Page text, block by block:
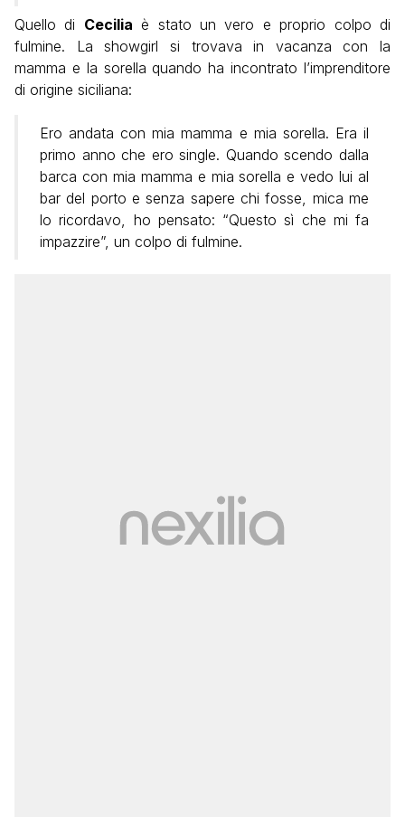
Quello di Cecilia è stato un vero e proprio colpo di
fulmine. La showgirl si trovava in vacanza con la
mamma e la sorella quando ha incontrato l’imprenditore
di origine siciliana:
Ero andata con mia mamma e mia sorella. Era il
primo anno che ero single. Quando scendo dalla
barca con mia mamma e mia sorella e vedo lui al
bar del porto e senza sapere chi fosse, mica me
lo ricordavo, ho pensato: “Questo sì che mi fa
impazzire”, un colpo di fulmine.